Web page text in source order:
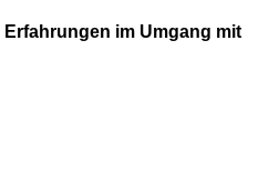
Erfahrungen im Umgang mit